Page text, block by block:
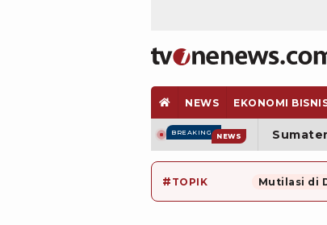
NEWS EKONOMI
BREAKING NEWS
# TOPIK Mutilasi di